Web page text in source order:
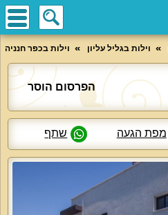
וילות בגליל עליון וילות בכפר חנניה
הפרסום הוסר
מפת הגעה שתף